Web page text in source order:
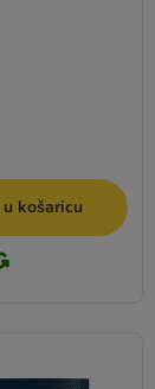
košaricu